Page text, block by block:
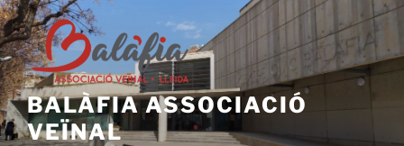
Vés
al
contingut
BALÀFIA ASSOCIACIÓ
VEÏNAL